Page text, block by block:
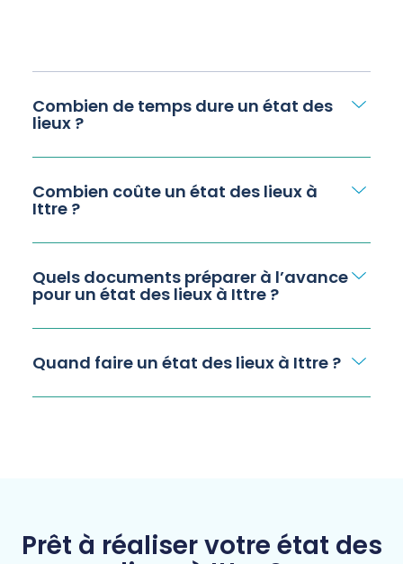
Combien de temps dure un état des
lieux ?
Combien coûte un état des lieux à
Ittre ?
Quels documents préparer à l’avance
pour un état des lieux à Ittre ?
Quand faire un état des lieux à Ittre ?
Prêt à réaliser votre état des